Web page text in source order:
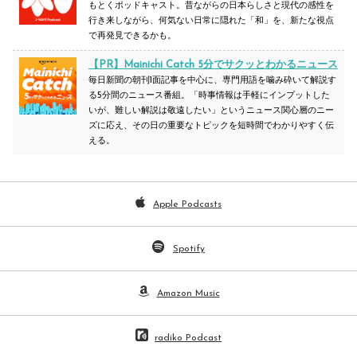
もとくポッドキャスト。昔ながらの日本らしさと現代の感性を
行き来しながら、何気ない日常に隠れた「和」を、新たな視点
で再発見できるかも。
【PR】 Mainichi Catch 5分でサクッとわかるニュース
毎日新聞の朝刊1面記事を中心に、専門用語を噛み砕いて解説す
る5分間のニュース番組。「時事情報は手軽にインプットした
いが、難しい解説は敬遠したい」というニュース関心層のニー
ズに応え、その日の重要なトピックを短時間でわかりやすく伝
える。
Apple Podcasts
Spotify
Amazon Music
radiko Podcast